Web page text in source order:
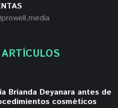
Brianda Deyanara antes de
cosméticos